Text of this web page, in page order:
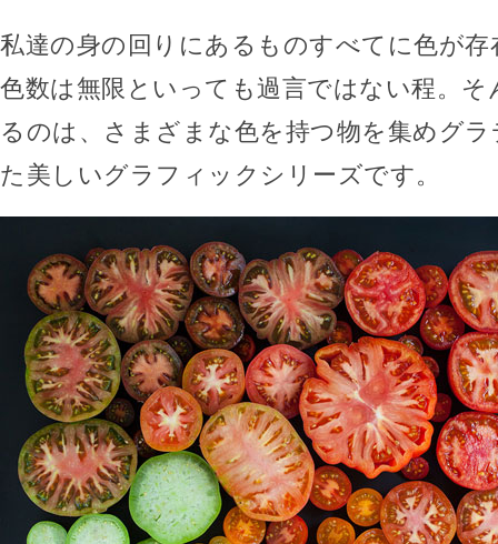
私達の身の回りにあるものすべてに色が
色数は無限といっても過言ではない程。そ
るのは、さまざまな色を持つ物を集めグ
た美しいグラフィックシリーズです。